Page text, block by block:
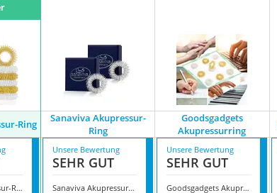
Ring
Sanaviva Akupressur-
Ring
Goodsgadgets
Akupressurring
Vonero Akupressur-Ring
Unsere Bewertung
SEHR GUT
Sanaviva Akupressur-Ring
Unsere Bewertung
SEHR GUT
Goodsgadgets Akupressurring